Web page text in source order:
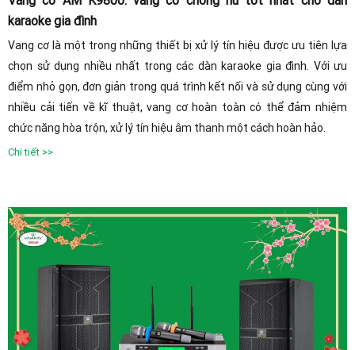
karaoke gia đình
Vang cơ là một trong những thiết bị xử lý tín hiệu được ưu tiên lựa
chọn sử dụng nhiều nhất trong các dàn karaoke gia đình. Với ưu
điểm nhỏ gọn, đơn giản trong quá trình kết nối và sử dụng cùng với
nhiều cải tiến về kĩ thuật, vang cơ hoàn toàn có thể đảm nhiệm
chức năng hòa trộn, xử lý tín hiệu âm thanh một cách hoàn hảo.
Chi tiết >>